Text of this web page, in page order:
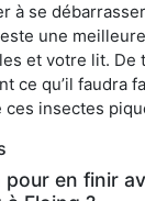
à se
une
et votre lit. De
ce qu’il faudra
insectes
pour en finir